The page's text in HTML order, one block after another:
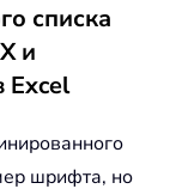
списка
и
Excel
шрифта, но